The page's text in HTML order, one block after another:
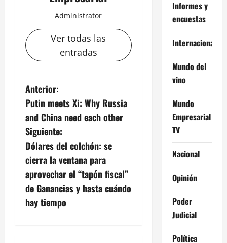
Administrator
Ver todas las
entradas
N
a
v
e
g
a
Anterior:
Putin meets Xi: Why Russia
and China need each other
Siguiente:
Dólares del colchón: se
cierra la ventana para
aprovechar el “tapón fiscal”
de Ganancias y hasta cuándo
hay tiempo
Informes y
encuestas
Internacional
Mundo del
vino
Mundo
Empresarial
TV
Nacional
Opinión
Poder
Judicial
Política